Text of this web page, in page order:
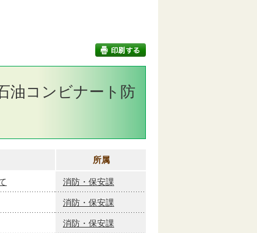
印刷する
油コンビナート防
所属
消防・保安課
消防・保安課
消防・保安課